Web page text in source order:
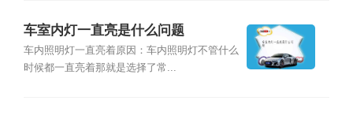
车室内灯一直亮是什么问题
车内照明灯一直亮着原因：车内照明灯不管什么
时候都一直亮着那就是选择了常...